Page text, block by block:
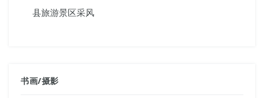
县旅游景区采风
书画/摄影